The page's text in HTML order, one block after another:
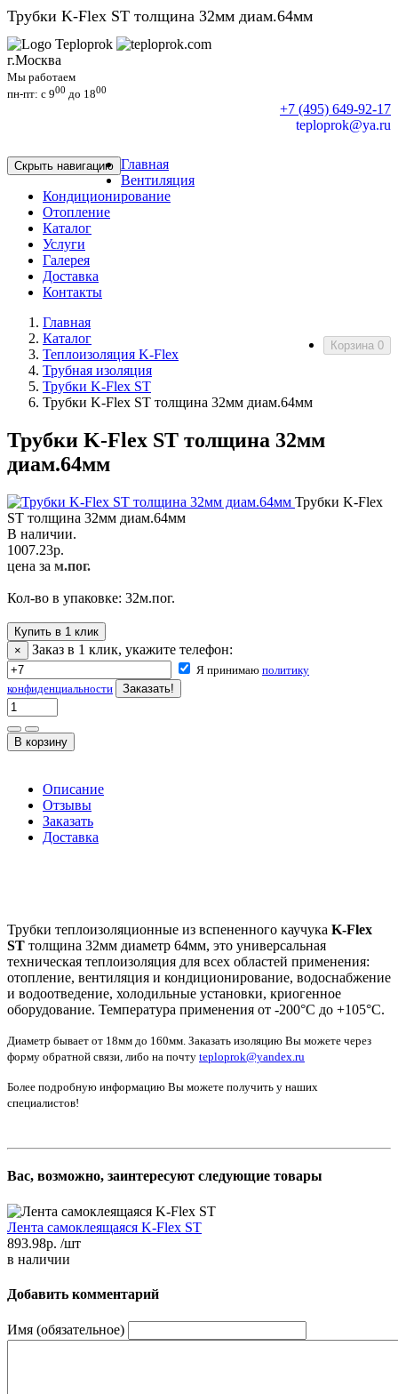
Трубки K-Flex ST толщина 32мм диам.64мм
г.Москва
Мы работаем
пн-пт: c 900 до 1800
+7 (495) 649-92-17
teploprok@ya.ru
Скрыть навигацию Главная
Вентиляция
Кондиционирование
Отопление
Каталог
Услуги
Галерея
Доставка
Контакты
Корзина 0
Главная
Каталог
Теплоизоляция K-Flex
Трубная изоляция
Трубки K-Flex ST
Трубки K-Flex ST толщина 32мм диам.64мм
Трубки K-Flex ST толщина 32мм
диам.64мм
Трубки K-Flex
ST толщина 32мм диам.64мм
В наличии.
1007.23р.
цена за м.пог.
Кол-во в упаковке: 32м.пог.
Купить в 1 клик
×
Заказ в 1 клик, укажите телефон:
Я принимаю политику
конфиденциальности
Описание
Отзывы
Заказать
Доставка
Трубки теплоизоляционные из вспененного каучука K-Flex
ST толщина 32мм диаметр 64мм, это универсальная
техническая теплоизоляция для всех областей применения:
отопление, вентиляция и кондиционирование, водоснабжение
и водоотведение, холодильные установки, криогенное
оборудование. Температура применения от -200°С до +105°С.
Диаметр бывает от 18мм до 160мм. Заказать изоляцию Вы можете через
форму обратной связи, либо на почту teploprok@yandex.ru
Более подробную информацию Вы можете получить у наших
специалистов!
Вас, возможно, заинтересуют следующие товары
Лента самоклеящаяся K-Flex ST
893.98р. /шт
в наличии
Добавить комментарий
Имя (обязательное)